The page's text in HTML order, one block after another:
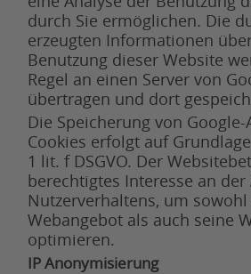
durch Sie ermöglichen. Die
erzeugten Informationen
Benutzung dieser Website
Regel an einen Server von
übertragen und dort
Die Speicherung von Google-
Cookies erfolgt auf
1 lit. f DSGVO. Der
berechtigtes Interesse an der
Nutzerverhaltens, um sowohl
Webangebot als auch seine
optimieren.
IP Anonymisierung